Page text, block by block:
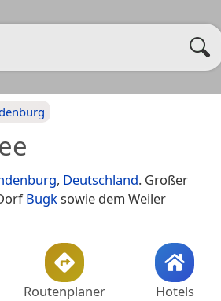
, Deutschland. Großer
Bugksowie dem Weiler
Routenplaner Hotels